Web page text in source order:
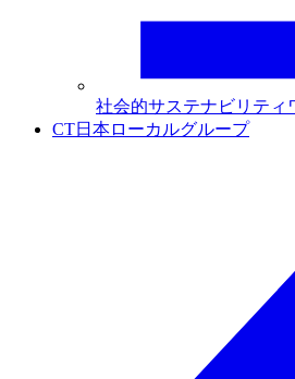
社会的サステナビリティ
CT日本ローカルグループ